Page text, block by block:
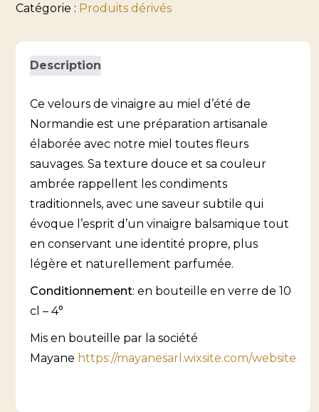
Catégorie : Produits dérivés
Description
Ce velours de vinaigre au miel d’été de
Normandie est une préparation artisanale
élaborée avec notre miel toutes fleurs
sauvages. Sa texture douce et sa couleur
ambrée rappellent les condiments
traditionnels, avec une saveur subtile qui
évoque l’esprit d’un vinaigre balsamique tout
en conservant une identité propre, plus
légère et naturellement parfumée.
Conditionnement: en bouteille en verre de 10
cl – 4°
Mis en bouteille par la société
Mayane https://mayanesarl.wixsite.com/website